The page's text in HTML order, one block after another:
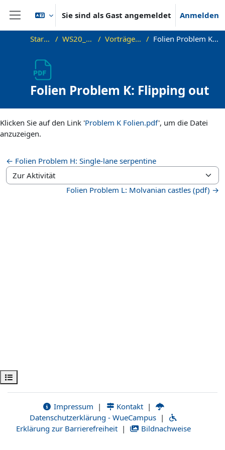
Zum Hauptinhalt
Website-Übersicht
Sie sind als Gast angemeldet Anmelden
Kursindex öffnen
Startseite WS20_Sem_PC Vorträge / Videos Folien Problem K: Flipping out
Folien Problem K: Flipping out
Klicken Sie auf den Link 'Problem K Folien.pdf', um die Datei
anzuzeigen.
← Folien Problem H: Single-lane serpentine
Zur Aktivität
Folien Problem L: Molvanian castles (pdf) →
Impressum | Kontakt |
Datenschutzerklärung - WueCampus |
Erklärung zur Barrierefreiheit | Bildnachweise